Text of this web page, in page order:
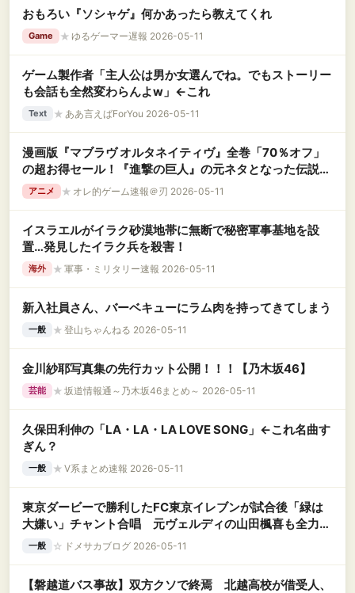
おもろい『ソシャゲ』何かあったら教えてくれ
Game ★ ゆるゲーマー遅報 2026-05-11
ゲーム製作者「主人公は男か女選んでね。でもストーリー
も会話も全然変わらんよw」←これ
Text ★ ああ言えばForYou 2026-05-11
漫画版『マブラヴ オルタネイティヴ』全巻「70％オフ」
の超お得セール！『進撃の巨人』の元ネタとなった伝説的
な名作！全17巻「10,780円」→「3,232円」
アニメ ★ オレ的ゲーム速報＠刃 2026-05-11
イスラエルがイラク砂漠地帯に無断で秘密軍事基地を設
置…発見したイラク兵を殺害！
海外 ★ 軍事・ミリタリー速報 2026-05-11
新入社員さん、バーベキューにラム肉を持ってきてしまう
一般 ★ 登山ちゃんねる 2026-05-11
金川紗耶写真集の先行カット公開！！！【乃木坂46】
芸能 ★ 坂道情報通～乃木坂46まとめ～ 2026-05-11
久保田利伸の「LA・LA・LA LOVE SONG」←これ名曲す
ぎん？
一般 ★ V系まとめ速報 2026-05-11
東京ダービーで勝利したFC東京イレブンが試合後「緑は
大嫌い」チャント合唱 元ヴェルディの山田楓喜も全力ガ
ッツポーズで熱唱
一般 ☆ ドメサカブログ 2026-05-11
【磐越道バス事故】双方クソで終焉 北越高校が借受人、